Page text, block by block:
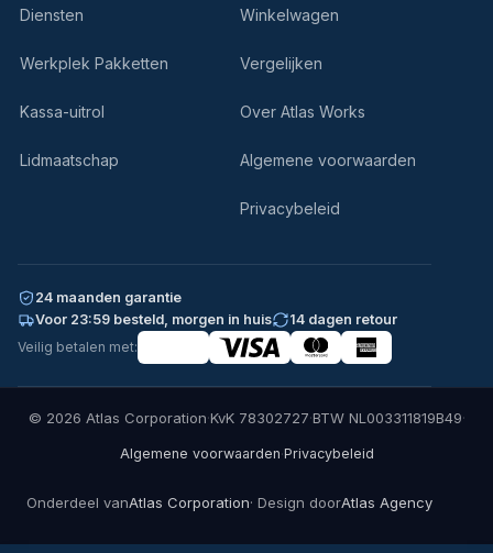
Diensten
Werkplek Pakketten
Kassa-uitrol
Lidmaatschap
Winkelwagen
Vergelijken
Over Atlas Works
Algemene voorwaarden
Privacybeleid
24 maanden garantie
Voor 23:59 besteld, morgen in huis
14 dagen retour
Veilig betalen met:
© 2026 Atlas Corporation·KvK 78302727·BTW NL003311819B49·
Algemene voorwaarden·Privacybeleid
Onderdeel vanAtlas Corporation· Design doorAtlas Agency